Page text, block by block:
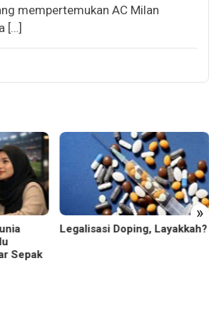
mempertemukan AC Milan
[…]
»
Sepak
Legalisasi Doping, Layakkah?